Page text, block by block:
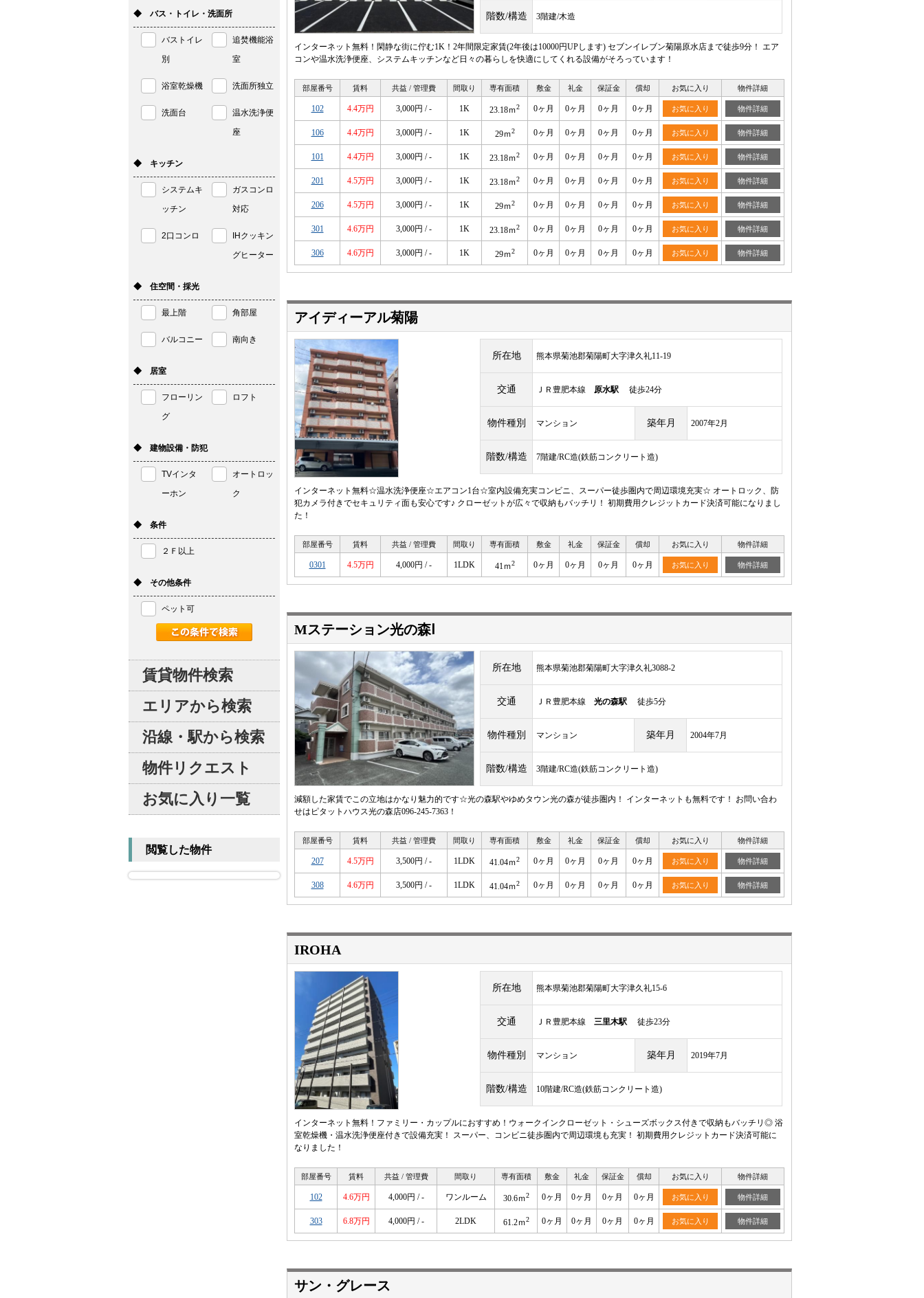
階数/構造 3階建/木造
インターネット無料！閑静な街に佇む1K！2年間限定家賃(2年後は10000円UPします) セブンイレブン菊陽原水店まで徒歩9分！ エア
コンや温水洗浄便座、システムキッチンなど日々の暮らしを快適にしてくれる設備がそろっています！
部屋番号 賃料 共益 / 管理費 間取り 専有面積 敷金 礼金 保証金 償却 お気に入り 物件詳細
102 4.4万円 3,000円 / - 1K 23.18ｍ2 0ヶ月 0ヶ月 0ヶ月 0ヶ月 お気に入り 物件詳細
106 4.4万円 3,000円 / - 1K 29ｍ2 0ヶ月 0ヶ月 0ヶ月 0ヶ月 お気に入り 物件詳細
101 4.4万円 3,000円 / - 1K 23.18ｍ2 0ヶ月 0ヶ月 0ヶ月 0ヶ月 お気に入り 物件詳細
201 4.5万円 3,000円 / - 1K 23.18ｍ2 0ヶ月 0ヶ月 0ヶ月 0ヶ月 お気に入り 物件詳細
206 4.5万円 3,000円 / - 1K 29ｍ2 0ヶ月 0ヶ月 0ヶ月 0ヶ月 お気に入り 物件詳細
301 4.6万円 3,000円 / - 1K 23.18ｍ2 0ヶ月 0ヶ月 0ヶ月 0ヶ月 お気に入り 物件詳細
306 4.6万円 3,000円 / - 1K 29ｍ2 0ヶ月 0ヶ月 0ヶ月 0ヶ月 お気に入り 物件詳細
アイディーアル菊陽
所在地 熊本県菊池郡菊陽町大字津久礼11-19
交通 ＪＲ豊肥本線 原水駅 徒歩24分
物件種別 マンション 築年月 2007年2月
階数/構造 7階建/RC造(鉄筋コンクリート造)
インターネット無料☆温水洗浄便座☆エアコン1台☆室内設備充実コンビニ、スーパー徒歩圏内で周辺環境充実☆ オートロック、防
犯カメラ付きでセキュリティ面も安心です♪ クローゼットが広々で収納もバッチリ！ 初期費用クレジットカード決済可能になりまし
た！
部屋番号 賃料 共益 / 管理費 間取り 専有面積 敷金 礼金 保証金 償却 お気に入り 物件詳細
0301 4.5万円 4,000円 / - 1LDK 41ｍ2 0ヶ月 0ヶ月 0ヶ月 0ヶ月 お気に入り 物件詳細
Mステーション光の森Ⅰ
所在地 熊本県菊池郡菊陽町大字津久礼3088-2
交通 ＪＲ豊肥本線 光の森駅 徒歩5分
物件種別 マンション 築年月 2004年7月
階数/構造 3階建/RC造(鉄筋コンクリート造)
減額した家賃でこの立地はかなり魅力的です☆光の森駅やゆめタウン光の森が徒歩圏内！ インターネットも無料です！ お問い合わ
せはピタットハウス光の森店096-245-7363！
部屋番号 賃料 共益 / 管理費 間取り 専有面積 敷金 礼金 保証金 償却 お気に入り 物件詳細
207 4.5万円 3,500円 / - 1LDK 41.04ｍ2 0ヶ月 0ヶ月 0ヶ月 0ヶ月 お気に入り 物件詳細
308 4.6万円 3,500円 / - 1LDK 41.04ｍ2 0ヶ月 0ヶ月 0ヶ月 0ヶ月 お気に入り 物件詳細
IROHA
所在地 熊本県菊池郡菊陽町大字津久礼15-6
交通 ＪＲ豊肥本線 三里木駅 徒歩23分
物件種別 マンション 築年月 2019年7月
階数/構造 10階建/RC造(鉄筋コンクリート造)
インターネット無料！ファミリー・カップルにおすすめ！ウォークインクローゼット・シューズボックス付きで収納もバッチリ◎ 浴
室乾燥機・温水洗浄便座付きで設備充実！ スーパー、コンビニ徒歩圏内で周辺環境も充実！ 初期費用クレジットカード決済可能に
なりました！
部屋番号 賃料 共益 / 管理費 間取り 専有面積 敷金 礼金 保証金 償却 お気に入り 物件詳細
102 4.6万円 4,000円 / - ワンルーム 30.6ｍ2 0ヶ月 0ヶ月 0ヶ月 0ヶ月 お気に入り 物件詳細
303 6.8万円 4,000円 / - 2LDK 61.2ｍ2 0ヶ月 0ヶ月 0ヶ月 0ヶ月 お気に入り 物件詳細
サン・グレース
◆ バス・トイレ・洗面所
バストイレ
別
追焚機能浴
室
浴室乾燥機 洗面所独立
洗面台
温水洗浄便
座
◆ キッチン
システムキ
ッチン
ガスコンロ
対応
2口コンロ
IHクッキン
グヒーター
◆ 住空間・採光
最上階 角部屋
バルコニー 南向き
◆ 居室
フローリン
グ
ロフト
◆ 建物設備・防犯
TVインタ
ーホン
オートロッ
ク
◆ 条件
２Ｆ以上
◆ その他条件
ペット可
賃貸物件検索
エリアから検索
沿線・駅から検索
物件リクエスト
お気に入り一覧
閲覧した物件